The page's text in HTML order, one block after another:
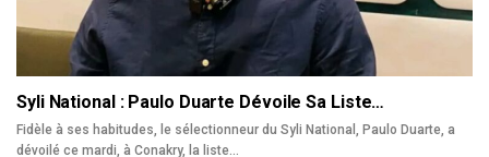
Syli National : Paulo Duarte Dévoile Sa Liste…
Fidèle à ses habitudes, le sélectionneur du Syli National, Paulo Duarte, a
dévoilé ce mardi, à Conakry, la liste…